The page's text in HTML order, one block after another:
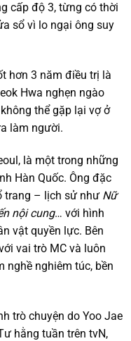
cấp độ 3, từng có thời
sổ vì lo ngại ông suy
hơn 3 năm điều trị là
Hwa nghẹn ngào
thể gặp lại vợ ở
làm người.
là một trong những
Hàn Quốc. Ông đặc
trang – lịch sử như Nữ
nội cung… với hình
vật quyền lực. Bên
vai trò MC và luôn
nghề nghiêm túc, bền
trò chuyện do Yoo Jae
hằng tuần trên tvN,